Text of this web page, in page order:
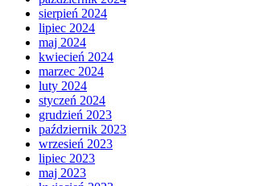
sierpień 2024
lipiec 2024
maj 2024
kwiecień 2024
marzec 2024
luty 2024
styczeń 2024
grudzień 2023
październik 2023
wrzesień 2023
lipiec 2023
maj 2023